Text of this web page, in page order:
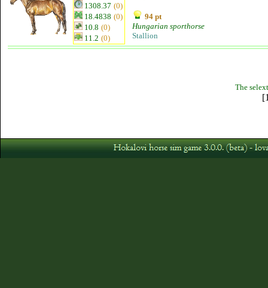
1308.37 (0)
18.4838 (0)
10.8 (0)
11.2 (0)
94 pt
Hungarian sporthorse
Stallion
The